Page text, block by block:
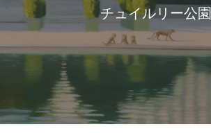
チュイルリー公園